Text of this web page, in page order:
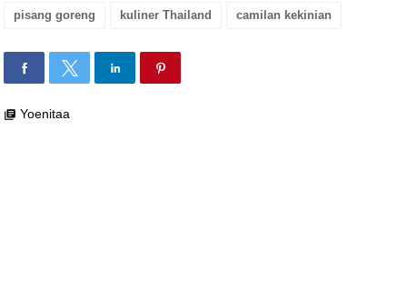
pisang goreng kuliner Thailand camilan kekinian
library_books Yoenitaa